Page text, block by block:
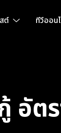
ต์ ทีวีออน
อัต